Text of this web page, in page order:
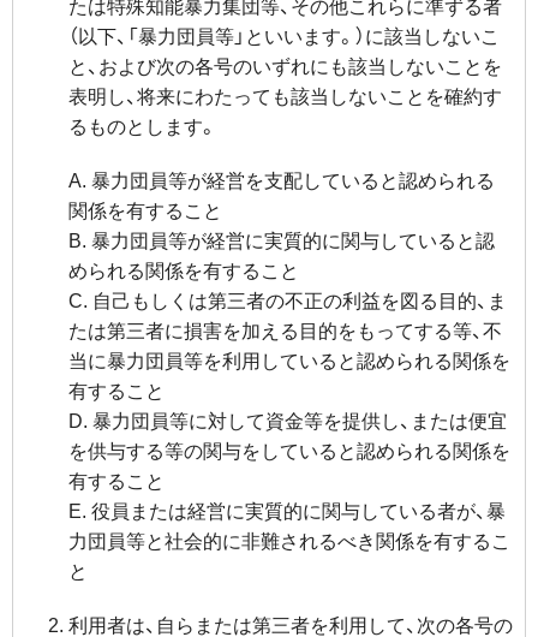
たは特殊知能暴力集団等、その他これらに準ずる者
（以下、「暴力団員等」といいます。）に該当しないこ
と、および次の各号のいずれにも該当しないことを
表明し、将来にわたっても該当しないことを確約す
るものとします。
A. 暴力団員等が経営を支配していると認められる
関係を有すること
B. 暴力団員等が経営に実質的に関与していると認
められる関係を有すること
C. 自己もしくは第三者の不正の利益を図る目的、ま
たは第三者に損害を加える目的をもってする等、不
当に暴力団員等を利用していると認められる関係を
有すること
D. 暴力団員等に対して資金等を提供し、または便宜
を供与する等の関与をしていると認められる関係を
有すること
E. 役員または経営に実質的に関与している者が、暴
力団員等と社会的に非難されるべき関係を有するこ
と
利用者は、自らまたは第三者を利用して、次の各号の